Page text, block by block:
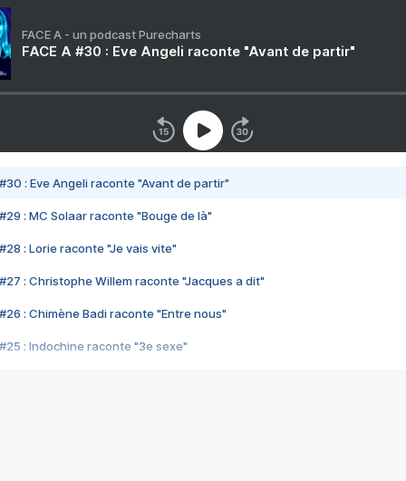
FACE A - un podcast Purecharts
FACE A #30 : Eve Angeli raconte "Avant de partir"
#30 : Eve Angeli raconte "Avant de partir"
#29 : MC Solaar raconte "Bouge de là"
#28 : Lorie raconte "Je vais vite"
#27 : Christophe Willem raconte "Jacques a dit"
#26 : Chimène Badi raconte "Entre nous"
#25 : Indochine raconte "3e sexe"